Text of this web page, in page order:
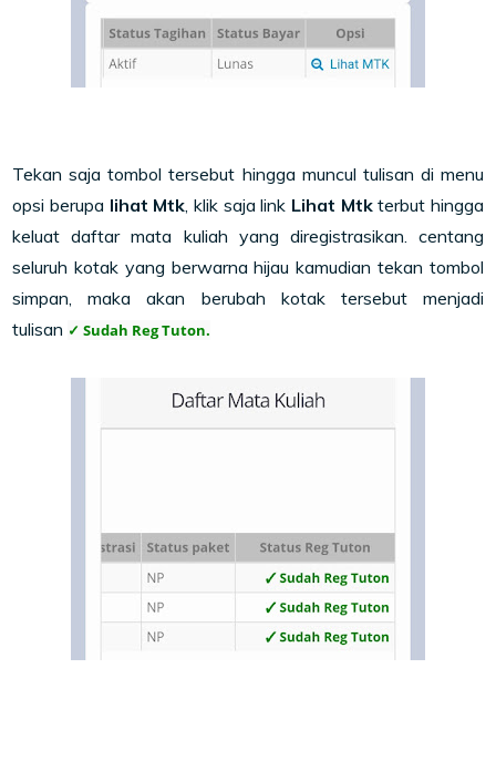
Tekan saja tombol tersebut hingga muncul tulisan di menu
opsi berupa lihat Mtk, klik saja link Lihat Mtkterbut hingga
keluat daftar mata kuliah yang diregistrasikan. centang
seluruh kotak yang berwarna hijau kamudian tekan tombol
simpan, maka akan berubah kotak tersebut menjadi
tulisan ✓ Sudah Reg Tuton.